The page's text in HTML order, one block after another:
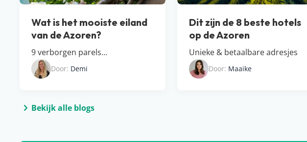
Wat is het mooiste eiland
van de Azoren?
9 verborgen parels...
Door: Demi
Dit zijn de 8 beste hotels
op de Azoren
Unieke & betaalbare adresjes
Door: Maaike
Bekijk alle blogs